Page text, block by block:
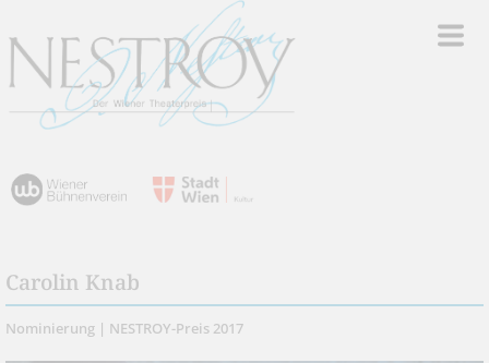
Carolin Knab
Nominierung | NESTROY-Preis 2017